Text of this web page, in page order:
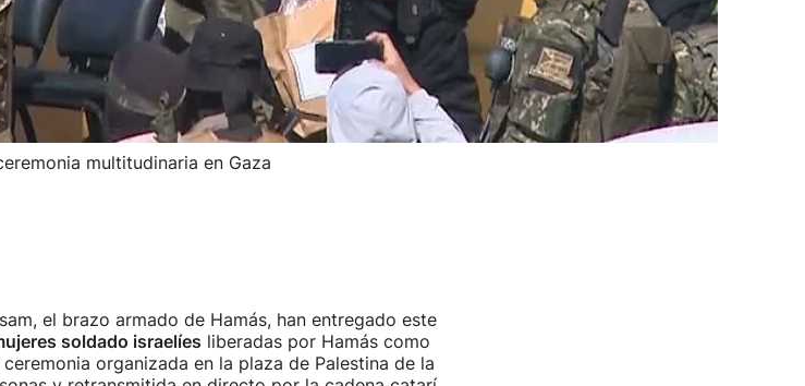
multitudinaria en Gaza
el brazo armado de Hamás, han entregado este
soldado israelíes liberadas por Hamás como
organizada en la plaza de Palestina de la